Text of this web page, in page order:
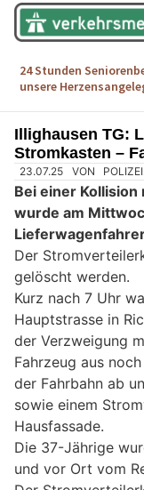
Illighausen TG:
Stromkasten –
23.07.25 VON
Bei einer
wurde am
Der
gelöscht werden.
Kurz nach 7 Uhr
Hauptstrasse in
der Verzweigung
Fahrzeug aus
der Fahrbahn ab
sowie einem
Hausfassade.
Die 37-Jährige
und vor Ort vom